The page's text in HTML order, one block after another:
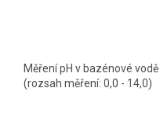
Měření pH v bazénové vodě
(rozsah měření: 0,0 - 14,0)